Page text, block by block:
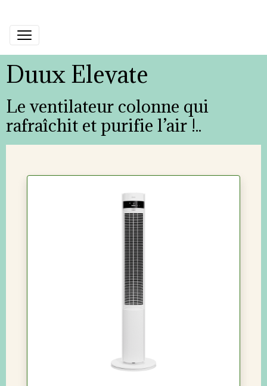
Duux Elevate
Le ventilateur colonne qui
rafraîchit et purifie l’air !..